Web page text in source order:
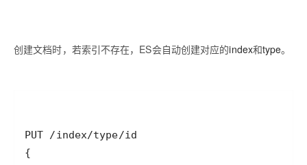
创建文档时，若索引不存在，ES会自动创建对应的index和type。